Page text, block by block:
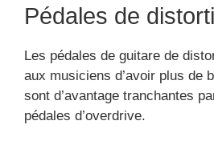
Pédales de
Les pédales de guitare de
aux musiciens d’avoir plus de
sont d’avantage tranchantes
pédales d’overdrive.